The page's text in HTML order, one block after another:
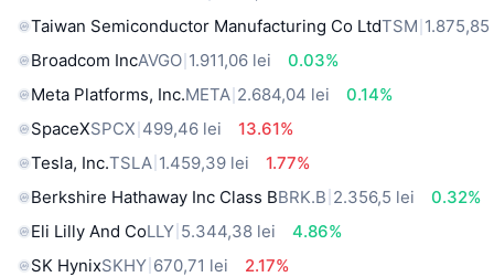
Taiwan Semiconductor Manufacturing Co LtdTSM
Broadcom IncAVGO 1.911,06 lei
0.03%
Meta Platforms, Inc.META 2.684,04 lei
0.14%
SpaceXSPCX 499,46 lei
13.61%
Tesla, Inc.TSLA 1.459,39 lei
1.77%
Berkshire Hathaway Inc Class BBRK.B 2.356,5 lei
0.32%
Eli Lilly And CoLLY 5.344,38 lei
4.86%
SK HynixSKHY 670,71 lei
2.17%